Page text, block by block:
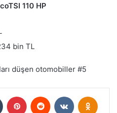
110 HP
bin TL
Tumblr Pinterest Reddit VKontakte